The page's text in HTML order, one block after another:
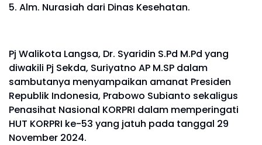
5. Alm. Nurasiah dari Dinas Kesehatan.
Pj Walikota Langsa, Dr. Syaridin S.Pd M.Pd yang
diwakili Pj Sekda, Suriyatno AP M.SP dalam
sambutanya menyampaikan amanat Presiden
Republik Indonesia, Prabowo Subianto sekaligus
Penasihat Nasional KORPRI dalam memperingati
HUT KORPRI ke-53 yang jatuh pada tanggal 29
November 2024.